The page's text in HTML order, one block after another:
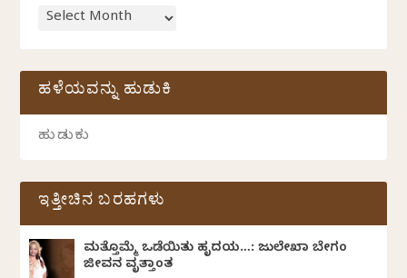
ಹಳೆಯವನ್ನು ಹುಡುಕಿ
ಇತ್ತೀಚಿನ ಬರಹಗಳು
ಮತ್ತೊಮ್ಮೆ ಒಡೆಯಿತು ಹೃದಯ…: ಜುಲೇಖಾ ಬೇಗಂ
ಜೀವನ ವೃತ್ತಾಂತ